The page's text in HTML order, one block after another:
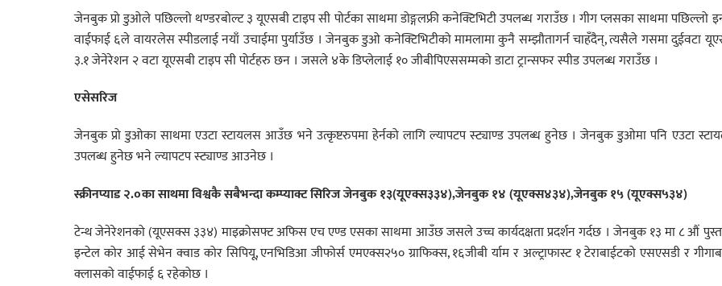
जेनबुक प्रो डुओले पछिल्लो थण्डरबोल्ट ३ यूएसबी टाइप सी पोर्टका साथमा डोङ्गलफ्री कनेक्टिभिटी उपलब्ध गराउँछ । गीग प्लसका साथमा पछिल्लो
वाईफाई ६ले वायरलेस स्पीडलाई नयाँ उचाईमा पुर्याउँछ । जेनबुक डुओ कनेक्टिभिटीको मामलामा कुनै सम्झौतागर्न चाहँदैन्, त्यसैले गसमा दुईवटा
३.१ जेनेरेशन २ वटा यूएसबी टाइप सी पोर्टहरु छन । जसले ४के डिप्लेलाई १० जीबीपिएससम्मको डाटा ट्रान्सफर स्पीड उपलब्ध गराउँछ ।
एसेसरिज
जेनबुक प्रो डुओका साथमा एउटा स्टायलस आउँछ भने उत्कृष्टरुपमा हेर्नको लागि ल्यापटप स्ट्याण्ड उपलब्ध हुनेछ । जेनबुक डुओमा पनि एउटा
उपलब्ध हुनेछ भने ल्यापटप स्ट्याण्ड आउनेछ ।
स्क्रीनप्याड २.०का साथमा विश्वकै सबैभन्दा कम्प्याक्ट सिरिज जेनबुक १३(यूएक्स३३४),जेनबुक १४ (यूएक्स४३४),जेनबुक १५ (यूएक्स५३४)
टेन्थ जेनेरेशनको (यूएसक्स ३३४) माइक्रोसफ्ट अफिस एच एण्ड एसका साथमा आउँछ जसले उच्च कार्यदक्षता प्रदर्शन गर्दछ । जेनबुक १३ मा ८ औं
इन्टेल कोर आई सेभेन क्वाड कोर सिपियू, एनभिडिआ जीफोर्स एमएक्स२५० ग्राफिक्स, १६जीबी र्याम र अल्ट्राफास्ट १ टेराबाईटको एसएसडी र
क्लासको वाईफाई ६ रहेकोछ ।